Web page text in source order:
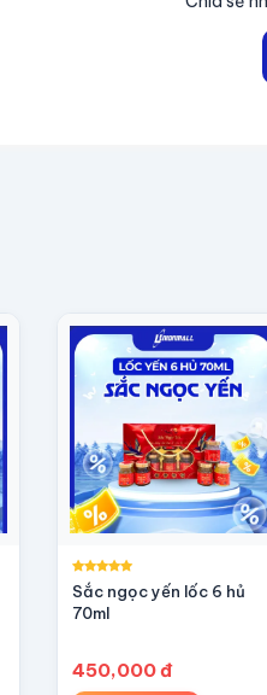
Sắc ngọc yến lốc 6 hủ
70ml
450,000 đ